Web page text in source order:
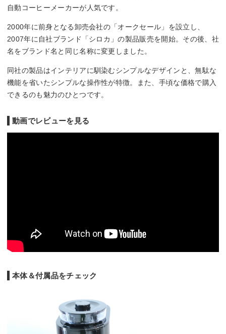
自動コーヒーメーカーが人気です。
2000年に前身となる卸売会社の「オークセール」を設立し、
2007年に自社ブランド「シロカ」の製品販売を開始。その後、社
名をブランド名と同じ名称に変更しました。
同社の製品はインテリアに馴染むシンプルなデザインと、無駄な
機能を省いたシンプルな操作性が特徴。また、手頃な価格で購入
できるのも魅力のひとつです。
動画でレビューを見る
本体＆付属品をチェック